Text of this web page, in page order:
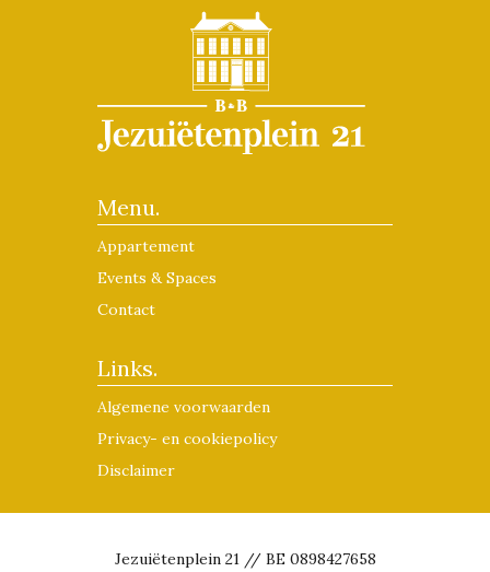
Menu.
Appartement
Events & Spaces
Contact
Links.
Algemene voorwaarden
Privacy- en cookiepolicy
Disclaimer
Jezuiëtenplein 21 // BE 0898427658